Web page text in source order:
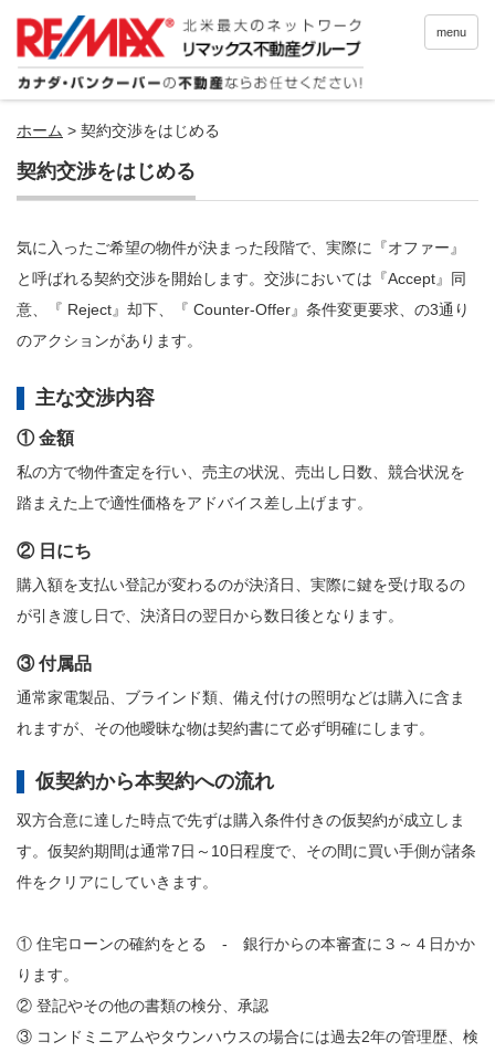
menu
ホーム > 契約交渉をはじめる
契約交渉をはじめる
気に入ったご希望の物件が決まった段階で、実際に『オファー』
と呼ばれる契約交渉を開始します。交渉においては『Accept』同
意、『 Reject』却下、『 Counter-Offer』条件変更要求、の3通り
のアクションがあります。
主な交渉内容
① 金額
私の方で物件査定を行い、売主の状況、売出し日数、競合状況を
踏まえた上で適性価格をアドバイス差し上げます。
② 日にち
購入額を支払い登記が変わるのが決済日、実際に鍵を受け取るの
が引き渡し日で、決済日の翌日から数日後となります。
③ 付属品
通常家電製品、ブラインド類、備え付けの照明などは購入に含ま
れますが、その他曖昧な物は契約書にて必ず明確にします。
仮契約から本契約への流れ
双方合意に達した時点で先ずは購入条件付きの仮契約が成立しま
す。仮契約期間は通常7日～10日程度で、その間に買い手側が諸条
件をクリアにしていきます。
① 住宅ローンの確約をとる - 銀行からの本審査に３～４日かか
ります。
② 登記やその他の書類の検分、承認
③ コンドミニアムやタウンハウスの場合には過去2年の管理歴、検